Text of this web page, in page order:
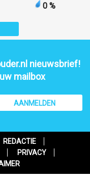
0 %
nieuwsbrief!
mailbox
AANMELDEN
REDACTIE
PRIVACY